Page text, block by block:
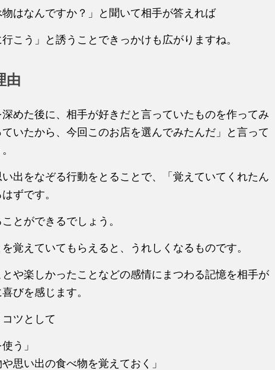
はなんですか？」と聞いて相手が答えれば
行こう」と誘うことできっかけも広がりますね。
由
めた後に、相手が好きだと言っていたものを作ってみ
いたから、今回このお店を選んでみたんだ」と言って
出をなぞる行動をとることで、「覚えていてくれたん
ずです。
とができるでしょう。
覚えていてもらえると、うれしくなるものです。
や楽しかったことなどの感情にまつわる記憶を相手が
びを感じます。
ツとして
う」
思い出の食べ物を覚えておく」